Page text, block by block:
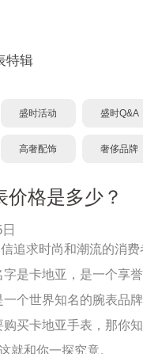
特辑
盛时活动 盛时Q&A
高奢配饰 奢侈品牌
价格是多少？
日
求时尚和潮流的消费
是卡地亚，是一个享
一个世界知名的腕表品
买卡地亚手表，那你
就和你一探究竟。